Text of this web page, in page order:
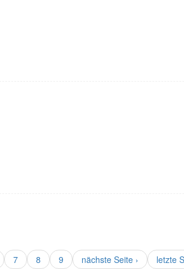
7 8 9 nächste Seite › letzte